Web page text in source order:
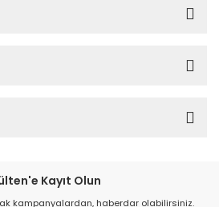
Kayıt Olun
kampanyalardan, haberdar olabilirsiniz.